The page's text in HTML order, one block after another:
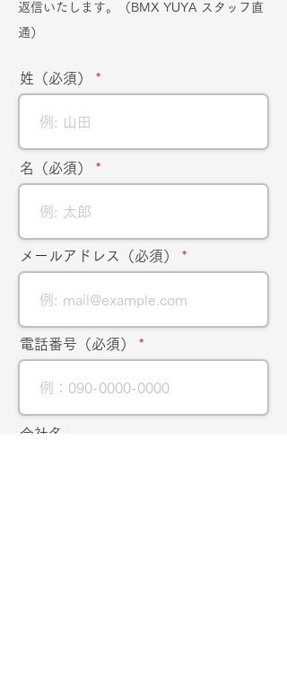
返信いたします。（BMX YUYA スタッフ直
通）
姓（必須）
名（必須）
メールアドレス（必須）
電話番号（必須）
会社名